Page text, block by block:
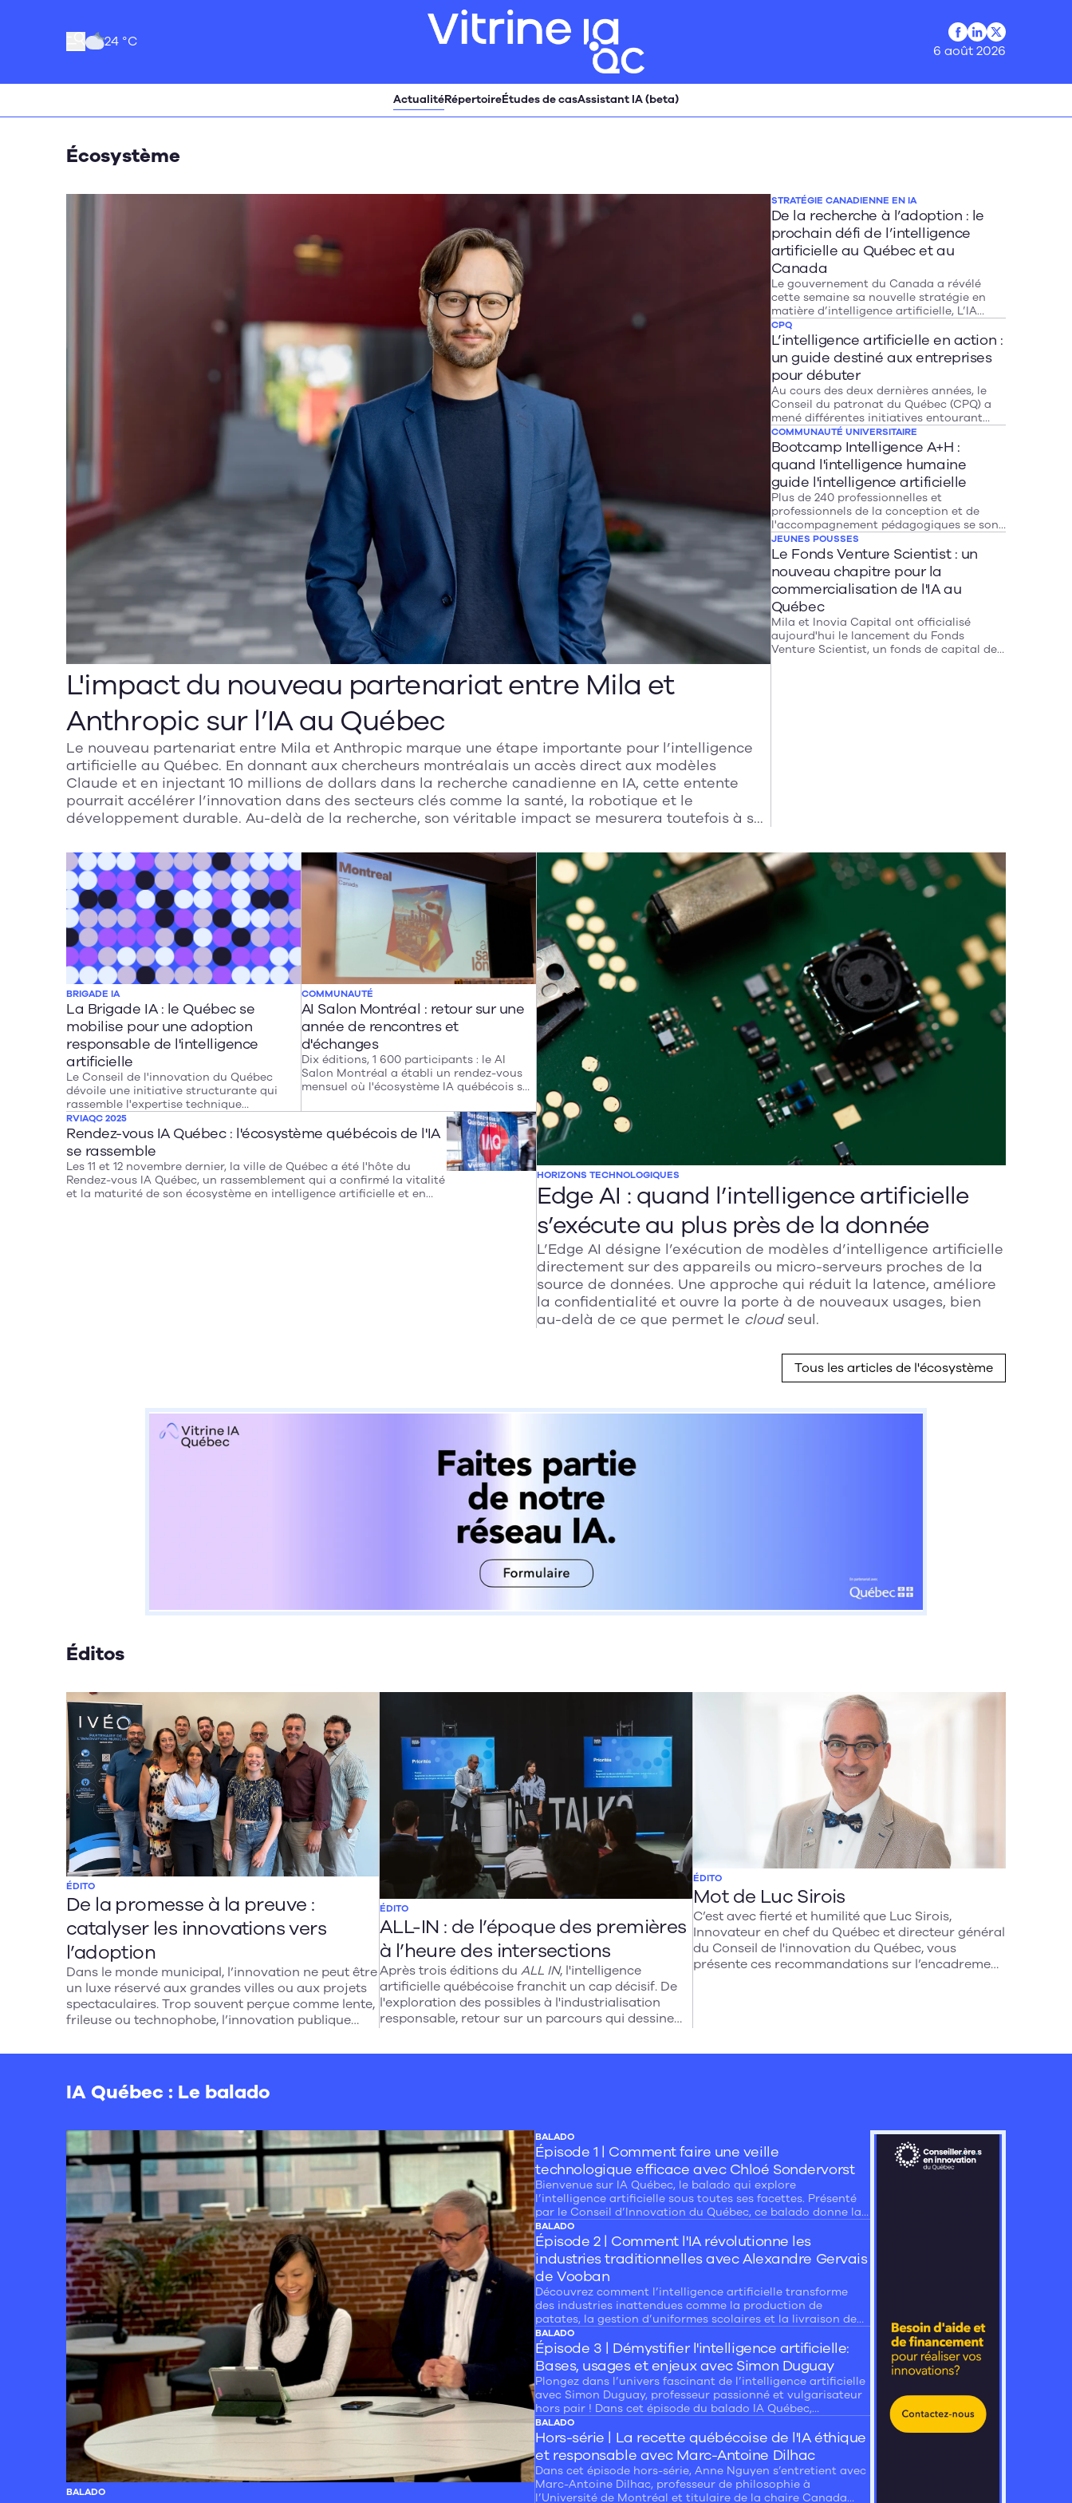
24 °C
Profil Facebook
Profil LinkedIn
Profil Twitter
6 août 2026
ActualitéRépertoireÉtudes de casAssistant IA (beta)
Écosystème
L'impact du nouveau partenariat entre Mila et
Anthropic sur l’IA au Québec
Le nouveau partenariat entre Mila et Anthropic marque une étape importante pour l’intelligence
artificielle au Québec. En donnant aux chercheurs montréalais un accès direct aux modèles
Claude et en injectant 10 millions de dollars dans la recherche canadienne en IA, cette entente
pourrait accélérer l’innovation dans des secteurs clés comme la santé, la robotique et le
développement durable. Au-delà de la recherche, son véritable impact se mesurera toutefois à sa
entreprises.
STRATÉGIE CANADIENNE EN IA
De la recherche à l’adoption : le
prochain défi de l’intelligence
artificielle au Québec et au
Canada
Le gouvernement du Canada a révélé
cette semaine sa nouvelle stratégie en
matière d’intelligence artificielle, L’IA
pour tous. Après un dévoilement à
Toronto la veille, le lancement public
officiel s’est déroulé dans les bureaux du
Mila, à Montréal. Ambitieuse, cette
stratégie propose des mesures très
attendues pour instaurer la confiance,
générer des opportunités et renforcer
notre souveraineté numérique.
CPQ
L’intelligence artificielle en action :
un guide destiné aux entreprises
pour débuter
Au cours des deux dernières années, le
Conseil du patronat du Québec (CPQ) a
mené différentes initiatives entourant
l’intelligence artificielle, qui ont fait
émerger une constante: de nombreuses
entreprises sont conscientes de leur défi
d’adoption des nouvelles technologies,
mais sont freinées par leurs difficultés à
identifier leurs besoins opérationnels
doublées d’une compréhension limitée
des outils technologiques accessibles.
COMMUNAUTÉ UNIVERSITAIRE
Bootcamp Intelligence A+H :
quand l'intelligence humaine
guide l'intelligence artificielle
Plus de 240 professionnelles et
professionnels de la conception et de
l'accompagnement pédagogiques se sont
réunis à l'Université Laval pour une
expérience intensive inédite : apprendre à
comprendre, questionner, encadrer et
mobiliser l'intelligence artificielle avec
jugement. Une initiative qui illustre
concrètement la complémentarité entre
IA et intelligence humaine.
JEUNES POUSSES
Le Fonds Venture Scientist : un
nouveau chapitre pour la
commercialisation de l'IA au
Québec
Mila et Inovia Capital ont officialisé
aujourd'hui le lancement du Fonds
Venture Scientist, un fonds de capital de
BRIGADE IA
La Brigade IA : le Québec se
mobilise pour une adoption
responsable de l'intelligence
artificielle
Le Conseil de l'innovation du Québec
dévoile une initiative structurante qui
rassemble l'expertise technique
québécoise au service de l'ensemble de
l'écosystème.
COMMUNAUTÉ
AI Salon Montréal : retour sur une
année de rencontres et
d'échanges
Dix éditions, 1 600 participants : le AI
Salon Montréal a établi un rendez-vous
mensuel où l'écosystème IA québécois se
échanger, découvrir des solutions locales
et développer des collaborations.
RVIAQC 2025
Rendez-vous IA Québec : l'écosystème québécois de l'IA
se rassemble
Les 11 et 12 novembre dernier, la ville de Québec a été l'hôte du
Rendez-vous IA Québec, un rassemblement qui a confirmé la vitalité
et la maturité de son écosystème en intelligence artificielle et en
HORIZONS TECHNOLOGIQUES
Edge AI : quand l’intelligence artificielle
s’exécute au plus près de la donnée
L’Edge AI désigne l’exécution de modèles d’intelligence artificielle
directement sur des appareils ou micro-serveurs proches de la
source de données. Une approche qui réduit la latence, améliore
la confidentialité et ouvre la porte à de nouveaux usages, bien
au-delà de ce que permet le cloudseul.
Tous les articles de l'écosystème
Éditos
ÉDITO
De la promesse à la preuve :
catalyser les innovations vers
l’adoption
Dans le monde municipal, l’innovation ne peut être
un luxe réservé aux grandes villes ou aux projets
spectaculaires. Trop souvent perçue comme lente,
frileuse ou technophobe, l’innovation publique
déconstruire. Face aux défis climatiques,
pourtant un levier essentiel. Encore faut-il qu’elle
soit pertinente, adoptée et porteuse de sens pour
ÉDITO
ALL-IN : de l’époque des premières
à l’heure des intersections
Après trois éditions du ALL IN, l'intelligence
artificielle québécoise franchit un cap décisif. De
l'exploration des possibles à l'industrialisation
responsable, retour sur un parcours qui dessine
valeurs collectives et orientée vers l'impact
ÉDITO
Mot de Luc Sirois
C’est avec fierté et humilité que Luc Sirois,
Innovateur en chef du Québec et directeur général
du Conseil de l'innovation du Québec, vous
présente ces recommandations sur l’encadrement
IA Québec : Le balado
BALADO
BALADO
Épisode 1 | Comment faire une veille
technologique efficace avec Chloé Sondervorst
Bienvenue sur IA Québec, le balado qui explore
l’intelligence artificielle sous toutes ses facettes. Présenté
par le Conseil d’Innovation du Québec, ce balado donne la
parole aux experts, entrepreneurs et décideurs qui
façonnent l’avenir de l’IA.
BALADO
Épisode 2 | Comment l'IA révolutionne les
industries traditionnelles avec Alexandre Gervais
de Vooban
Découvrez comment l’intelligence artificielle transforme
des industries inattendues comme la production de
patates, la gestion d’uniformes scolaires et la livraison de
colis ! Dans cet épisode captivant du balado d'IA Québec,
animé par le Conseil de l’innovation du Québec, nous
explorons des cas concrets avec Alexandre Gervais
(Vooban).
BALADO
Épisode 3 | Démystifier l'intelligence artificielle:
Bases, usages et enjeux avec Simon Duguay
Plongez dans l’univers fascinant de l’intelligence artificielle
avec Simon Duguay, professeur passionné et vulgarisateur
hors pair ! Dans cet épisode du balado IA Québec,
découvrez les notions de base de l’IA, son fonctionnement,
ses usages concrets en entreprise et en éducation, ainsi
que ses enjeux éthiques et sécuritaires.
BALADO
Hors-série | La recette québécoise de l'IA éthique
et responsable avec Marc-Antoine Dilhac
Dans cet épisode hors-série, Anne Nguyen s’entretient avec
Marc-Antoine Dilhac, professeur de philosophie à
l’Université de Montréal et titulaire de la chaire Canada